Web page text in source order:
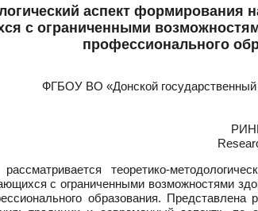
аспект формирования
с ограниченными
профессионального
ФГБОУ ВО «Донской государственный
теоретико-
с ограниченными возможностями
образования.